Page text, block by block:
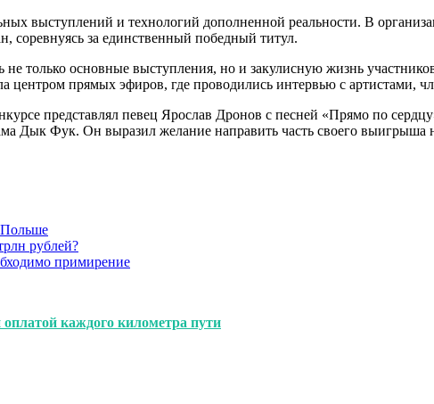
выступлений и технологий дополненной реальности. В
соревнуясь за единственный победный титул.
не только основные выступления, но и закулисную жизнь
центром прямых эфиров, где проводились интервью с артистами,
представлял певец Ярослав Дронов с песней «Прямо по
Дык Фук. Он выразил желание направить часть своего выигрыша
Польше
рублей?
примирение
каждого километра пути